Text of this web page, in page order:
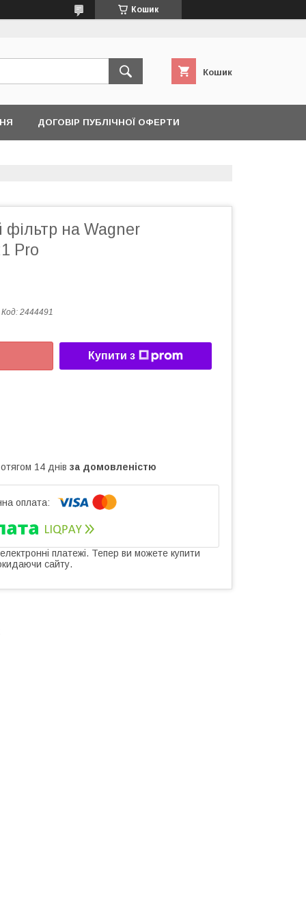
Кошик
Кошик
ДОГОВІР ПУБЛІЧНОЇ ОФЕРТИ
на Wagner
Pro
Код: 2444491
Купити з
14 днів за домовленістю
платежі. Тепер ви можете купити
сайту.